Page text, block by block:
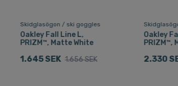
Skidglasögon / ski goggles
Oakley Fall Line L,
PRIZM™, Matte White
1.645 SEK 1.656 SEK
Oakley
PRIZM™,
2.330